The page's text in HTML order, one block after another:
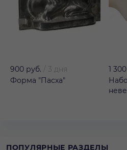
900 руб.
3 дня
Форма "Пасха"
1
ПОПУЛЯРНЫЕ РАЗДЕЛЫ